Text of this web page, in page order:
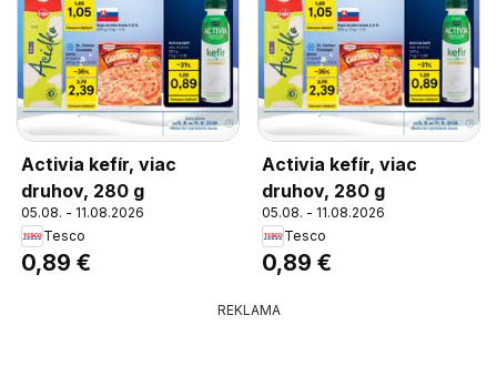
Activia kefír, viac
druhov, 280 g
05.08. - 11.08.2026
Tesco
0,89 €
Activia kefír, viac
druhov, 280 g
05.08. - 11.08.2026
Tesco
0,89 €
REKLAMA